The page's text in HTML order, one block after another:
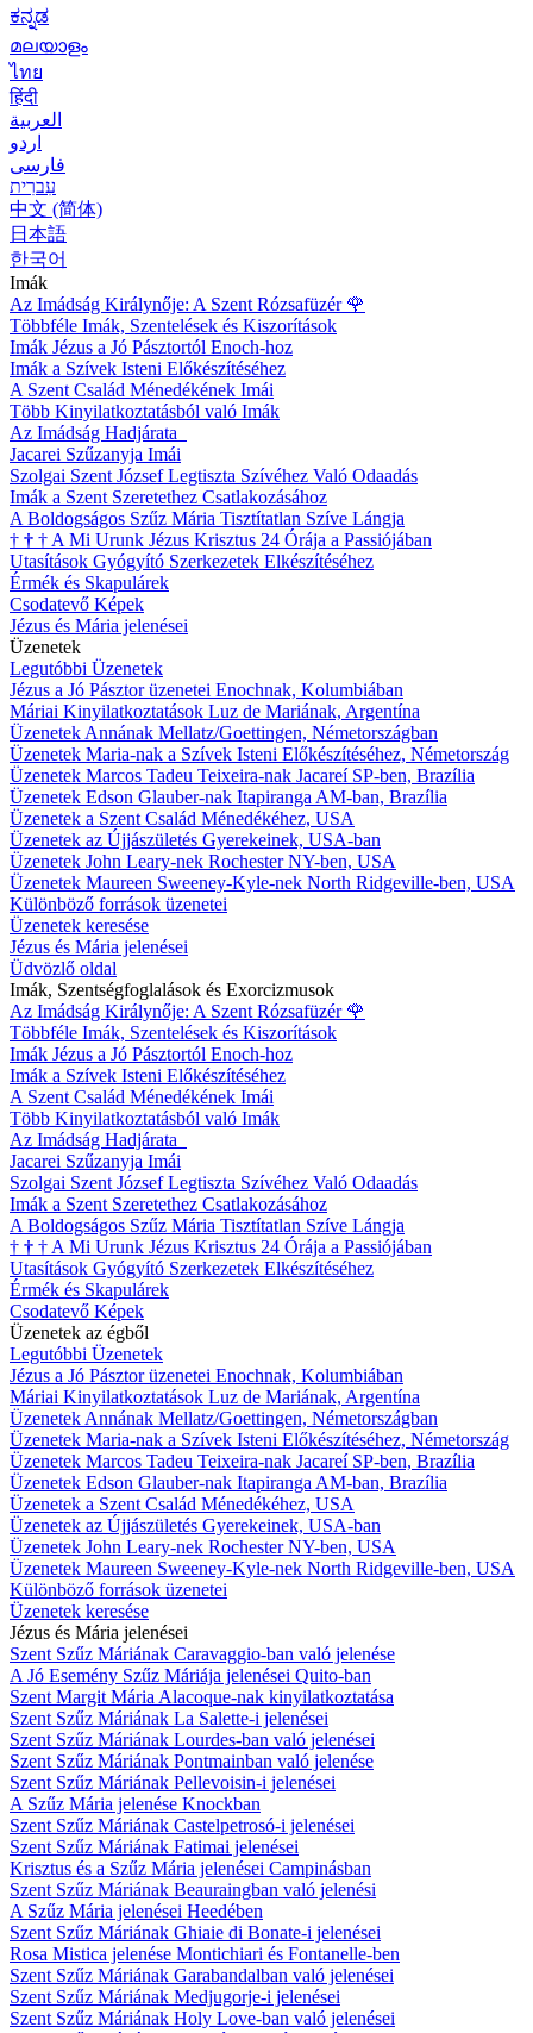
ಕನ್ನಡ
മലയാളം
ไทย
हिंदी
العربية
اردو
فارسی
עִברִית
中文 (简体)
日本語
한국어
Imák
Az Imádság Királynője: A Szent Rózsafüzér 🌹
Többféle Imák, Szentelések és Kiszorítások
Imák Jézus a Jó Pásztortól Enoch-hoz
Imák a Szívek Isteni Előkészítéséhez
A Szent Család Ménedékének Imái
Több Kinyilatkoztatásból való Imák
Az Imádság Hadjárata
Jacarei Szűzanyja Imái
Szolgai Szent József Legtiszta Szívéhez Való Odaadás
Imák a Szent Szeretethez Csatlakozásához
A Boldogságos Szűz Mária Tisztítatlan Szíve Lángja
† † † A Mi Urunk Jézus Krisztus 24 Órája a Passiójában
Utasítások Gyógyító Szerkezetek Elkészítéséhez
Érmék és Skapulárek
Csodatevő Képek
Jézus és Mária jelenései
Üzenetek
Legutóbbi Üzenetek
Jézus a Jó Pásztor üzenetei Enochnak, Kolumbiában
Máriai Kinyilatkoztatások Luz de Mariának, Argentína
Üzenetek Annának Mellatz/Goettingen, Németországban
Üzenetek Maria-nak a Szívek Isteni Előkészítéséhez, Németország
Üzenetek Marcos Tadeu Teixeira-nak Jacareí SP-ben, Brazília
Üzenetek Edson Glauber-nak Itapiranga AM-ban, Brazília
Üzenetek a Szent Család Ménedékéhez, USA
Üzenetek az Újjászületés Gyerekeinek, USA-ban
Üzenetek John Leary-nek Rochester NY-ben, USA
Üzenetek Maureen Sweeney-Kyle-nek North Ridgeville-ben, USA
Különböző források üzenetei
Üzenetek keresése
Jézus és Mária jelenései
Üdvözlő oldal
Imák, Szentségfoglalások és Exorcizmusok
Az Imádság Királynője: A Szent Rózsafüzér 🌹
Többféle Imák, Szentelések és Kiszorítások
Imák Jézus a Jó Pásztortól Enoch-hoz
Imák a Szívek Isteni Előkészítéséhez
A Szent Család Ménedékének Imái
Több Kinyilatkoztatásból való Imák
Az Imádság Hadjárata
Jacarei Szűzanyja Imái
Szolgai Szent József Legtiszta Szívéhez Való Odaadás
Imák a Szent Szeretethez Csatlakozásához
A Boldogságos Szűz Mária Tisztítatlan Szíve Lángja
† † † A Mi Urunk Jézus Krisztus 24 Órája a Passiójában
Utasítások Gyógyító Szerkezetek Elkészítéséhez
Érmék és Skapulárek
Csodatevő Képek
Üzenetek az égből
Legutóbbi Üzenetek
Jézus a Jó Pásztor üzenetei Enochnak, Kolumbiában
Máriai Kinyilatkoztatások Luz de Mariának, Argentína
Üzenetek Annának Mellatz/Goettingen, Németországban
Üzenetek Maria-nak a Szívek Isteni Előkészítéséhez, Németország
Üzenetek Marcos Tadeu Teixeira-nak Jacareí SP-ben, Brazília
Üzenetek Edson Glauber-nak Itapiranga AM-ban, Brazília
Üzenetek a Szent Család Ménedékéhez, USA
Üzenetek az Újjászületés Gyerekeinek, USA-ban
Üzenetek John Leary-nek Rochester NY-ben, USA
Üzenetek Maureen Sweeney-Kyle-nek North Ridgeville-ben, USA
Különböző források üzenetei
Üzenetek keresése
Jézus és Mária jelenései
Szent Szűz Máriának Caravaggio-ban való jelenése
A Jó Esemény Szűz Máriája jelenései Quito-ban
Szent Margit Mária Alacoque-nak kinyilatkoztatása
Szent Szűz Máriának La Salette-i jelenései
Szent Szűz Máriának Lourdes-ban való jelenései
Szent Szűz Máriának Pontmainban való jelenése
Szent Szűz Máriának Pellevoisin-i jelenései
A Szűz Mária jelenése Knockban
Szent Szűz Máriának Castelpetrosó-i jelenései
Szent Szűz Máriának Fatimai jelenései
Krisztus és a Szűz Mária jelenései Campinásban
Szent Szűz Máriának Beauraingban való jelenési
A Szűz Mária jelenései Heedében
Szent Szűz Máriának Ghiaie di Bonate-i jelenései
Rosa Mistica jelenése Montichiari és Fontanelle-ben
Szent Szűz Máriának Garabandalban való jelenései
Szent Szűz Máriának Medjugorje-i jelenései
Szent Szűz Máriának Holy Love-ban való jelenései